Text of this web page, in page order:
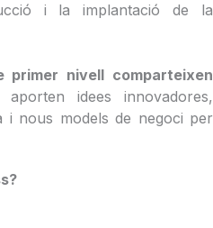
i la implantació de la
primer nivell comparteixen
idees innovadores,
i nous models de negoci per